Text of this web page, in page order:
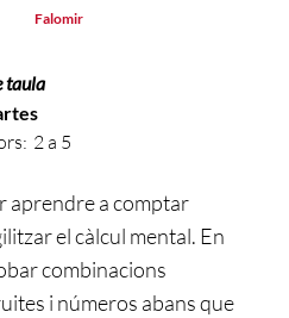
Falomir
taula
2 a 5
aprendre a comptar
el càlcul mental. En
combinacions
i números abans que